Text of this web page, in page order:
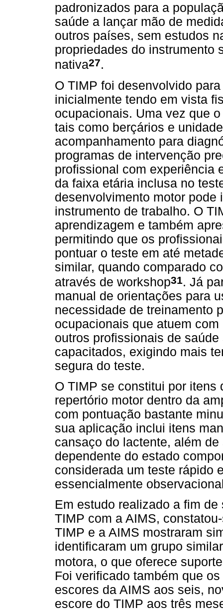
padronizados para a
saúde a lançar mão de
outros países, sem estudos
propriedades do instrumento
nativa27.
O TIMP foi desenvolvido
inicialmente tendo em vista
ocupacionais. Uma vez que
tais como berçários e
acompanhamento para
programas de intervenção
profissional com experiência
da faixa etária inclusa no
desenvolvimento motor
instrumento de trabalho. O
aprendizagem e também
permitindo que os
pontuar o teste em até
similar, quando comparado
através de workshop31. Já
manual de orientações para
necessidade de treinamento
ocupacionais que atuem
outros profissionais de
capacitados, exigindo mais
segura do teste.
O TIMP se constitui por itens
repertório motor dentro da
com pontuação bastante
sua aplicação inclui itens
cansaço do lactente, além
dependente do estado
considerada um teste rápido
essencialmente
Em estudo realizado a fim
TIMP com a AIMS,
TIMP e a AIMS mostraram
identificaram um grupo
motora, o que oferece
Foi verificado também que
escores da AIMS aos seis,
escore do TIMP aos três